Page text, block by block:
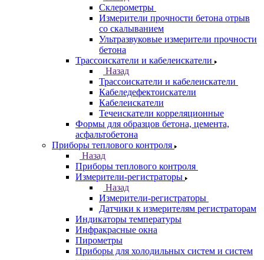
Склерометры
Измерители прочности бетона отрыв
со скалыванием
Ультразвуковые измерители прочности
бетона
Трассоискатели и кабелеискатели
Назад
Трассоискатели и кабелеискатели
Кабеледефектоискатели
Кабелеискатели
Течеискатели корреляционные
Формы для образцов бетона, цемента,
асфальтобетона
Приборы теплового контроля
Назад
Приборы теплового контроля
Измерители-регистраторы
Назад
Измерители-регистраторы
Датчики к измерителям регистраторам
Индикаторы температуры
Инфракрасные окна
Пирометры
Приборы для холодильных систем и систем